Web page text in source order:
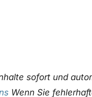
sofort und
Wenn Sie